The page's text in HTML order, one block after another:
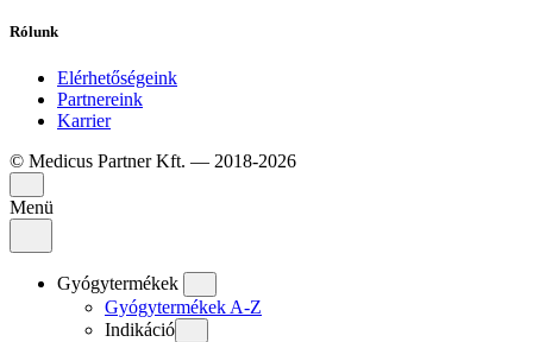
Rólunk
Elérhetőségeink
Partnereink
Karrier
© Medicus Partner Kft. — 2018-2026
Menü
Gyógytermékek
Gyógytermékek A-Z
Indikáció